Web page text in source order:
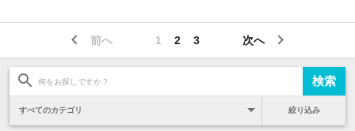
前へ 次へ
1 2 3
絞り込み